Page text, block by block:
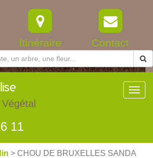
Itinéraire Contact
11
> CHOU DE BRUXELLES SANDA